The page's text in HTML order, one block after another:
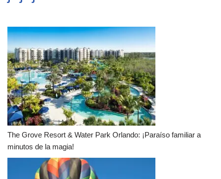
The Grove Resort & Water Park Orlando: ¡Paraíso familiar a
minutos de la magia!